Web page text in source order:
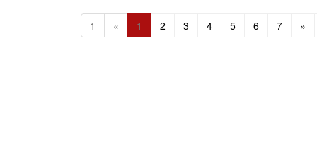
1 « 1 2 3 4 5 6 7 »